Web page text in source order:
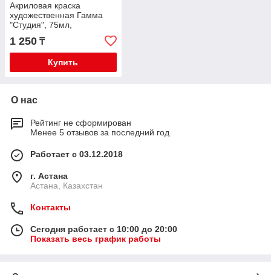
Акриловая краска
художественная Гамма
"Студия", 75мл,
пластиковая туба, желтая
темная 150
1 250 ₸
Купить
О нас
Рейтинг не сформирован
Менее 5 отзывов за последний год
Работает с 03.12.2018
г. Астана
Астана, Казахстан
Контакты
Сегодня работает с 10:00 до 20:00
Показать весь график работы